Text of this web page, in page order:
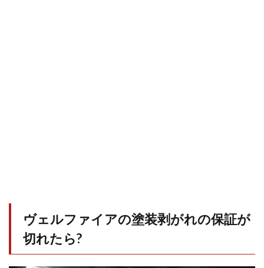
ヴェルファイアの塗装剥がれの保証が
切れたら?